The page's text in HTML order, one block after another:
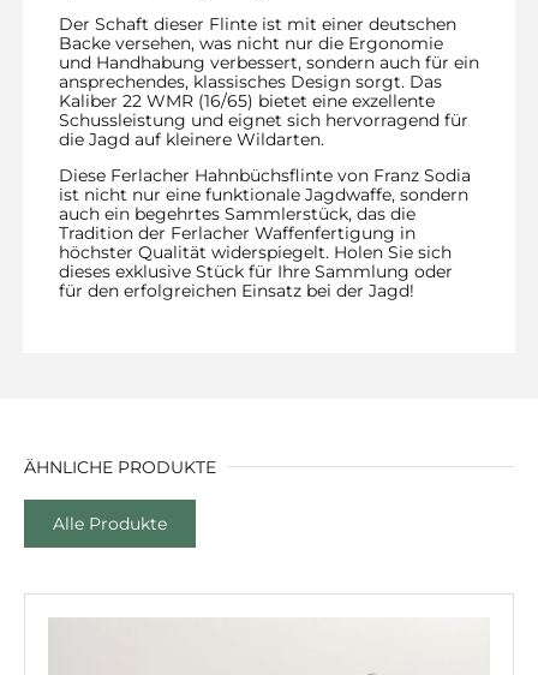
Der Schaft dieser Flinte ist mit einer deutschen
Backe versehen, was nicht nur die Ergonomie
und Handhabung verbessert, sondern auch für ein
ansprechendes, klassisches Design sorgt. Das
Kaliber 22 WMR (16/65) bietet eine exzellente
Schussleistung und eignet sich hervorragend für
die Jagd auf kleinere Wildarten.
Diese Ferlacher Hahnbüchsflinte von Franz Sodia
ist nicht nur eine funktionale Jagdwaffe, sondern
auch ein begehrtes Sammlerstück, das die
Tradition der Ferlacher Waffenfertigung in
höchster Qualität widerspiegelt. Holen Sie sich
dieses exklusive Stück für Ihre Sammlung oder
für den erfolgreichen Einsatz bei der Jagd!
ÄHNLICHE PRODUKTE
Alle Produkte